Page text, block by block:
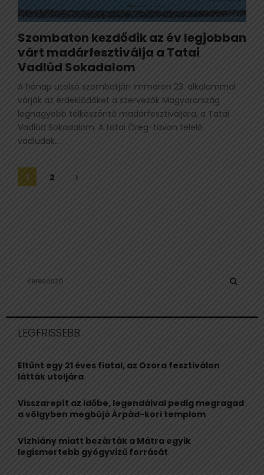
Szombaton kezdődik az év legjobban
várt madárfesztiválja a Tatai
Vadlúd Sokadalom
A hónap utolsó szombatján immáron 23. alkalommal
várják az érdeklődőket a szervezők Magyarország
legnagyobb télköszöntő madárfesztiváljára, a Tatai
Vadlúd Sokadalom. A tatai Öreg-tavon telelő
vadludak...
Bejegyzések
1 2
h
o
r
C
LEGFRISSEBB
Eltűnt egy 21 éves fiatal, az Ozora fesztiválon
látták utoljára
Visszarepít az időbe, legendáival pedig megragad
a völgyben megbújó Árpád-kori templom
Vízhiány miatt bezárták a Mátra egyik
legismertebb gyógyvizű forrását